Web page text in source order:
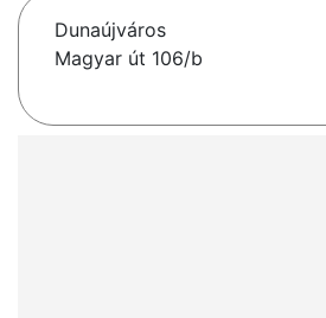
Dunaújváros
Magyar út 106/b